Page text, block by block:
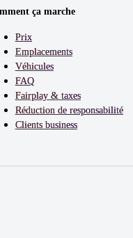
ça marche
Prix
Emplacements
Véhicules
FAQ
Fairplay & taxes
Réduction de responsabilité
Clients business